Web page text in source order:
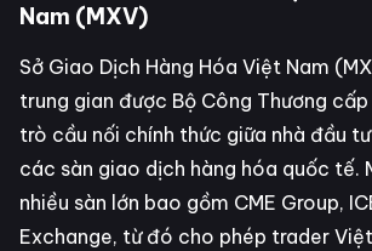
Nam (MXV)
Sở Giao Dịch Hàng Hóa Việt Nam
trung gian được Bộ Công Thương
trò cầu nối chính thức giữa nhà đầu
các sàn giao dịch hàng hóa quốc tế.
nhiều sàn lớn bao gồm CME Group,
Exchange, từ đó cho phép trader